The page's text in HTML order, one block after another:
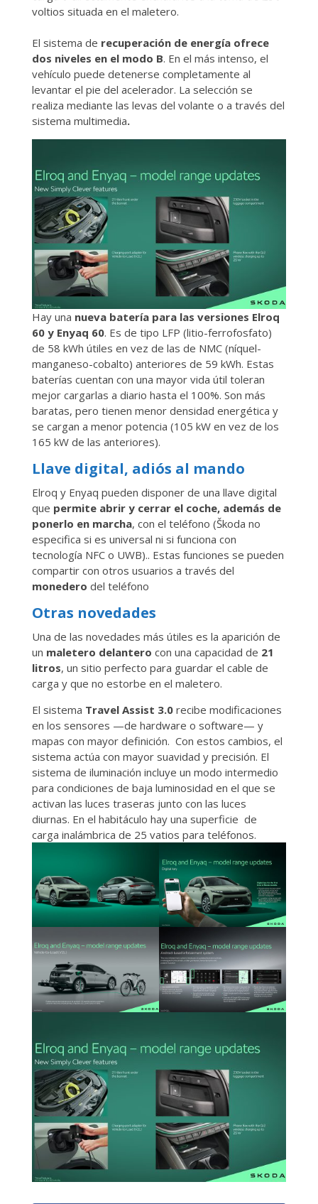
voltios situada en el maletero.
El sistema de recuperación de energía ofrece
dos niveles en el modo B. En el más intenso, el
vehículo puede detenerse completamente al
levantar el pie del acelerador. La selección se
realiza mediante las levas del volante o a través del
sistema multimedia.
Hay una nueva batería para las versiones Elroq
60 y Enyaq 60. Es de tipo LFP (litio-ferrofosfato)
de 58 kWh útiles en vez de las de NMC (níquel-
manganeso-cobalto) anteriores de 59 kWh. Estas
baterías cuentan con una mayor vida útil toleran
mejor cargarlas a diario hasta el 100%. Son más
baratas, pero tienen menor densidad energética y
se cargan a menor potencia (105 kW en vez de los
165 kW de las anteriores).
Llave digital, adiós al mando
Elroq y Enyaq pueden disponer de una llave digital
que permite abrir y cerrar el coche, además de
ponerlo en marcha, con el teléfono (Škoda no
especifica si es universal ni si funciona con
tecnología NFC o UWB).. Estas funciones se pueden
compartir con otros usuarios a través del
monedero del teléfono
Otras novedades
Una de las novedades más útiles es la aparición de
un maletero delantero con una capacidad de 21
litros, un sitio perfecto para guardar el cable de
carga y que no estorbe en el maletero.
El sistema Travel Assist 3.0recibe modificaciones
en los sensores —de hardware o software— y
mapas con mayor definición. Con estos cambios, el
sistema actúa con mayor suavidad y precisión. El
sistema de iluminación incluye un modo intermedio
para condiciones de baja luminosidad en el que se
activan las luces traseras junto con las luces
diurnas. En el habitáculo hay una superficie de
carga inalámbrica de 25 vatios para teléfonos.